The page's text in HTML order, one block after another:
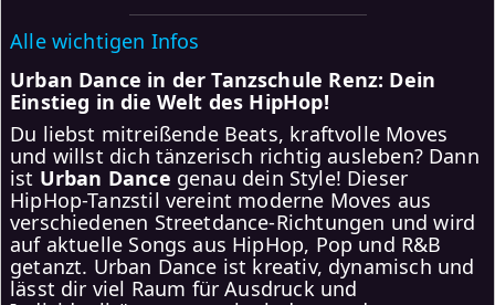
Alle wichtigen Infos
Urban Dance in der Tanzschule Renz: Dein
Einstieg in die Welt des HipHop!
Du liebst mitreißende Beats, kraftvolle Moves
und willst dich tänzerisch richtig ausleben? Dann
ist Urban Dance genau dein Style! Dieser
HipHop-Tanzstil vereint moderne Moves aus
verschiedenen Streetdance-Richtungen und wird
auf aktuelle Songs aus HipHop, Pop und R&B
getanzt. Urban Dance ist kreativ, dynamisch und
lässt dir viel Raum für Ausdruck und